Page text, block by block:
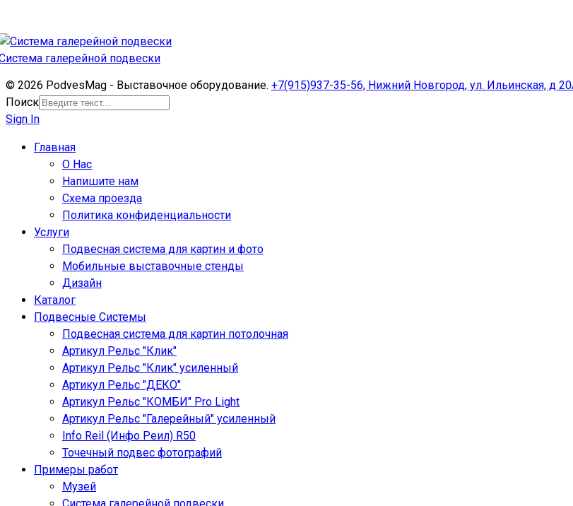
галерейной подвески
© 2026 PodvesMag - Выставочное оборудование. +7(915)937-35-56, Нижний Новгород, ул. Ильинская, д
Поиск
Sign In
Главная
О Нас
Напишите нам
Схема проезда
Политика конфиденциальности
Услуги
Подвесная система для картин и фото
Мобильные выставочные стенды
Дизайн
Каталог
Подвесные Системы
Подвесная система для картин потолочная
Артикул Рельс "Клик"
Артикул Рельс "Клик" усиленный
Артикул Рельс "ДЕКО"
Артикул Рельс "КОМБИ" Pro Light
Артикул Рельс "Галерейный" усиленный
Info Reil (Инфо Реил) R50
Точечный подвес фотографий
Примеры работ
Музей